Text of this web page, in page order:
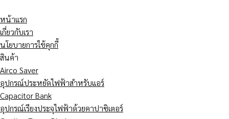
to
content
หน้าแรก
เกี่ยวกับเรา
นโยบายการใช้คุกกี้
สินค้า
Airco Saver
อุปกรณ์ประหยัดไฟฟ้าสำหรับแอร์
Capacitor Bank
อุปกรณ์เรียงประจุไฟฟ้าด้วยคาปาซิเตอร์
ร้อน
ผิด
ปกติ
ทั้ง
ที่
โหลด
ไม่
เต็ม
เกอร์
ไม่
ทริป
แต่
สาย
ไฟ
ยัง
ร้อน
PLC
และ
Inverter
ชอบ
Trip
ทั้ง
ที่
โหลด
Disturbance
คือ
อะไร?
ปัญหา
ไฟฟ้า
โรงงาน
ทำ
ค่า